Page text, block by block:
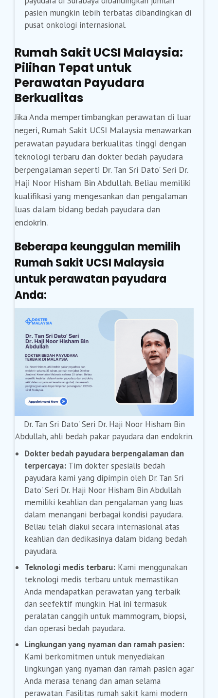
pasien mungkin lebih terbatas dibandingkan di
pusat onkologi internasional.
Rumah Sakit UCSI Malaysia:
Pilihan Tepat untuk
Perawatan Payudara
Berkualitas
Jika Anda mempertimbangkan perawatan di luar
negeri, Rumah Sakit UCSI Malaysia menawarkan
perawatan payudara berkualitas tinggi dengan
teknologi terbaru dan dokter bedah payudara
berpengalaman seperti Dr. Tan Sri Dato' Seri Dr.
Haji Noor Hisham Bin Abdullah. Beliau memiliki
kualifikasi yang mengesankan dan pengalaman
luas dalam bidang bedah payudara dan
endokrin.
Beberapa keunggulan memilih
Rumah Sakit UCSI Malaysia
untuk perawatan payudara
Anda:
Dr. Tan Sri Dato' Seri Dr. Haji Noor Hisham Bin
Abdullah, ahli bedah pakar payudara dan endokrin.
Dokter bedah payudara berpengalaman dan
terpercaya: Tim dokter spesialis bedah
payudara kami yang dipimpin oleh Dr. Tan Sri
Dato' Seri Dr. Haji Noor Hisham Bin Abdullah
memiliki keahlian dan pengalaman yang luas
dalam menangani berbagai kondisi payudara.
Beliau telah diakui secara internasional atas
keahlian dan dedikasinya dalam bidang bedah
payudara.
Teknologi medis terbaru: Kami menggunakan
teknologi medis terbaru untuk memastikan
Anda mendapatkan perawatan yang terbaik
dan seefektif mungkin. Hal ini termasuk
peralatan canggih untuk mammogram, biopsi,
dan operasi bedah payudara.
Lingkungan yang nyaman dan ramah pasien:
Kami berkomitmen untuk menyediakan
lingkungan yang nyaman dan ramah pasien agar
Anda merasa tenang dan aman selama
perawatan. Fasilitas rumah sakit kami modern